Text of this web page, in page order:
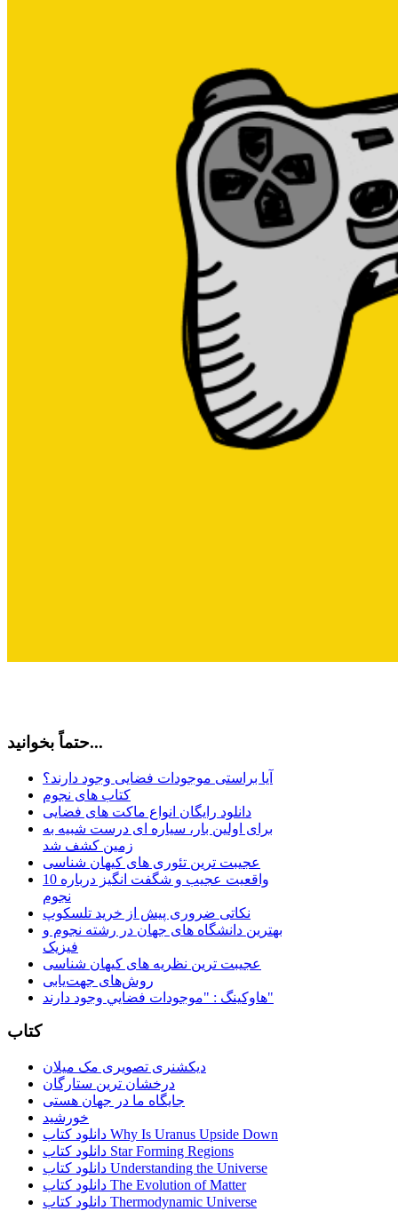
حتماً بخوانید...
آیا براستی موجودات فضایی وجود دارند؟
کتاب های نجوم
دانلود رایگان انواع ماکت های فضایی
برای اولین بار، سیاره ای درست شبیه به
زمین کشف شد
عجیبت ترین تئوری های کیهان شناسی
10 واقعیت عجیب و شگفت انگیز درباره
نجوم
نکاتی ضروری پیش از خرید تلسکوپ
بهترین دانشگاه های جهان در رشته نجوم و
فیزیک
عجیبت ترین نظریه های کیهان شناسی
روش‌های جهت‌یابی
هاوكينگ : "موجودات فضايي وجود دارند"
کتاب
دیکشنری تصویری مک میلان
درخشان ترین ستارگان
جایگاه ما در جهان هستی
خورشید
دانلود کتاب Why Is Uranus Upside Down
دانلود کتاب Star Forming Regions
دانلود کتاب Understanding the Universe
دانلود کتاب The Evolution of Matter
دانلود کتاب Thermodynamic Universe